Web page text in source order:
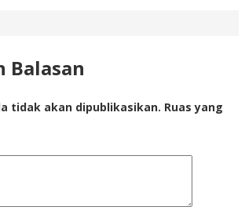
Balasan
tidak akan dipublikasikan. Ruas yang